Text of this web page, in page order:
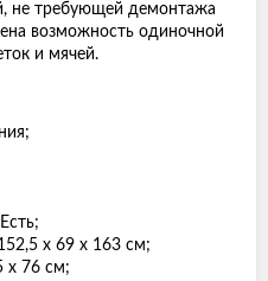
не требующей демонтажа
возможность одиночной
и мячей.
х 69 х 163 см;
х 76 см;